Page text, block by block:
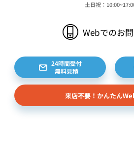
土日祝：
Webでのお
24時間受付
無料見積
来店不要！かんたん